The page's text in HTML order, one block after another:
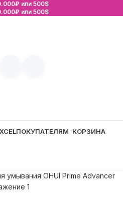
или 500$
или 500$
ПОКУПАТЕЛЯМ КОРЗИНА